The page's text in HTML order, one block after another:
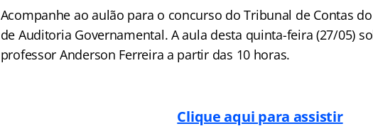
Acompanhe ao aulão para o concurso do Tribunal de Contas
de Auditoria Governamental. A aula desta quinta-feira (27/05)
professor Anderson Ferreira a partir das 10 horas.
Clique aqui para assistir